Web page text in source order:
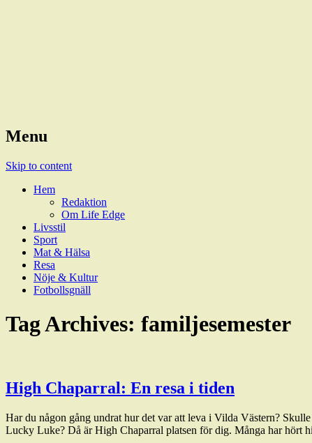
Menu
Skip to content
Hem
Redaktion
Om Life Edge
Livsstil
Sport
Mat & Hälsa
Resa
Nöje & Kultur
Fotbollsgnäll
Tag Archives: familjesemester
High Chaparral: En resa i tiden
Har du någon gång undrat hur det var att leva i Vilda Västern?
Lucky Luke? Då är High Chaparral platsen för dig. Många har hört